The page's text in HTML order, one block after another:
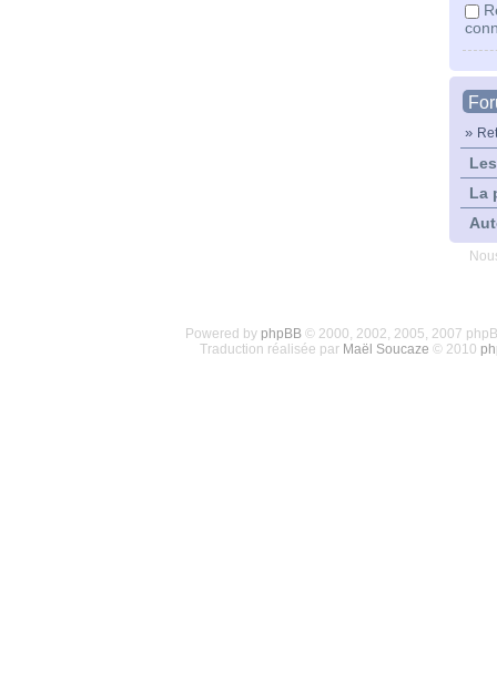
»
La
Powered by phpBB© 2000, 2002, 2005, 2007
Traduction réalisée par Maël Soucaze © 2010